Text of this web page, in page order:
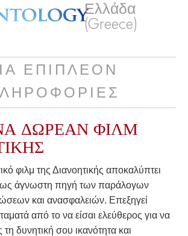
Ελλάδα
(Greece)
ΕΠΙΠΛΕΟΝ
ΔΩΡΕΑΝΦΙΛΜ
φιλμ της Διανοητικής αποκαλύπτει
άγνωστη πηγή των παράλογων
και ανασφαλειών. Επεξηγεί
από το να είσαι ελεύθερος για να
τη δυνητική σου ικανότητα και